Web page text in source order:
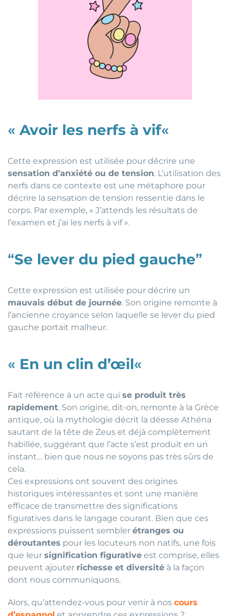
« Avoir les nerfs à vif«
Cette expression est utilisée pour décrire une
sensation d’anxiété ou de tension. L’utilisation des
nerfs dans ce contexte est une métaphore pour
décrire la sensation de tension ressentie dans le
corps. Par exemple, « J’attends les résultats de
l’examen et j’ai les nerfs à vif ».
“Se lever du pied gauche”
Cette expression est utilisée pour décrire un
mauvais début de journée. Son origine remonte à
l’ancienne croyance selon laquelle se lever du pied
gauche portait malheur.
« En un clin d’œil«
Fait référence à un acte qui se produit très
rapidement. Son origine, dit-on, remonte à la Grèce
antique, où la mythologie décrit la déesse Athéna
sautant de la tête de Zeus et déjà complètement
habillée, suggérant que l’acte s’est produit en un
instant… bien que nous ne soyons pas très sûrs de
cela.
Ces expressions ont souvent des origines
historiques intéressantes et sont une manière
efficace de transmettre des significations
figuratives dans le langage courant. Bien que ces
expressions puissent sembler étranges ou
déroutantes pour les locuteurs non natifs, une fois
que leur signification figurative est comprise, elles
peuvent ajouter richesse et diversité à la façon
dont nous communiquons.
Alors, qu’attendez-vous pour venir à nos cours